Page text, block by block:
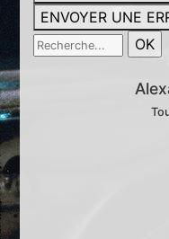
ENVOYER UNE